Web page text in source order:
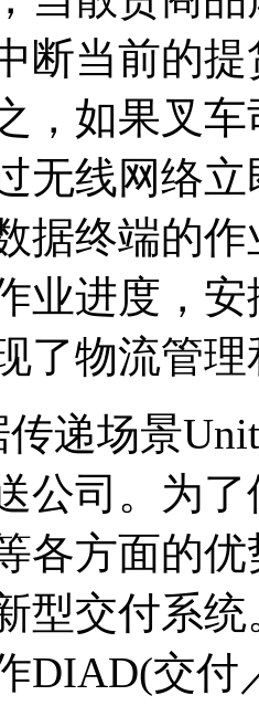
断当前的
，如果叉
无线网络
据终端的
业进度，
了物流管
递场景
公司。为
各方面的
型交付系
DIAD(交付